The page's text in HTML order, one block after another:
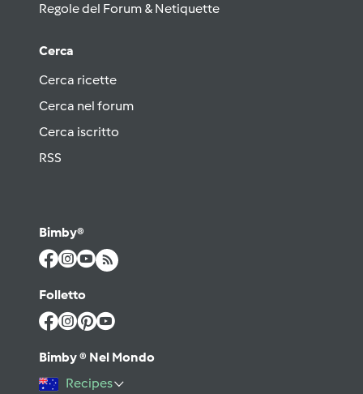
Regole del Forum & Netiquette
Cerca
Cerca ricette
Cerca nel forum
Cerca iscritto
RSS
Bimby®
Folletto
Bimby ® Nel Mondo
Recipes